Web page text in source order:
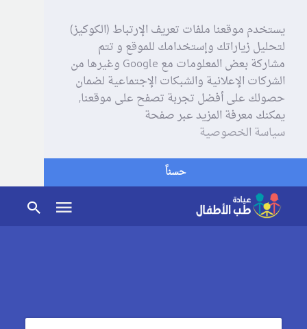
يستخدم موقعنا ملفات تعريف الإرتباط (الكوكيز)
لتحليل زياراتك وإستخدامك للموقع و تتم
مشاركة بعض المعلومات مع Google وغيرها من
الشركات الإعلانية والشبكات الإجتماعية لضمان
حصولك على أفضل تجربة تصفح على موقعنا,
يمكنك معرفة المزيد عبر صفحة
سياسة الخصوصية
حسناً